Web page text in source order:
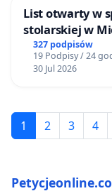
List otwarty w
stolarskiej w
Gdańsku
327 podpisów
19 Podpisy / 24
30 Jul 2026
1 2 3 4